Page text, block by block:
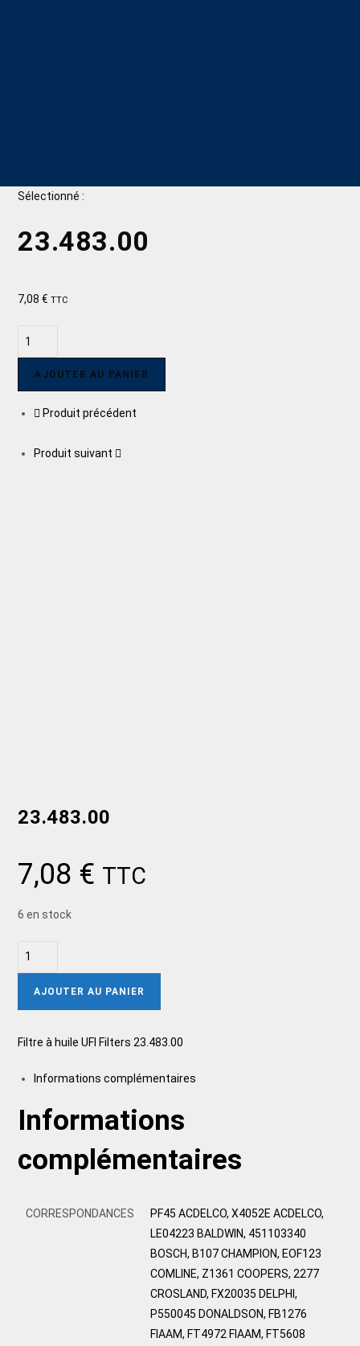
Sélectionné :
23.483.00
7,08€ TTC
AJOUTER AU PANIER
Produit précédent
Produit suivant
23.483.00
7,08 € TTC
6 en stock
AJOUTER AU PANIER
Filtre à huile UFI Filters 23.483.00
Informations complémentaires
Informations
complémentaires
CORRESPONDANCES
PF45 ACDELCO, X4052E ACDELCO,
LE04223 BALDWIN, 451103340
BOSCH, B107 CHAMPION, EOF123
COMLINE, Z1361 COOPERS, 2277
CROSLAND, FX20035 DELPHI,
P550045 DONALDSON, FB1276
FIAAM, FT4972 FIAAM, FT5608